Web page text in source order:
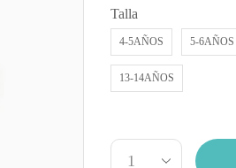
Talla
4-5AÑOS 5-6AÑOS
13-14AÑOS